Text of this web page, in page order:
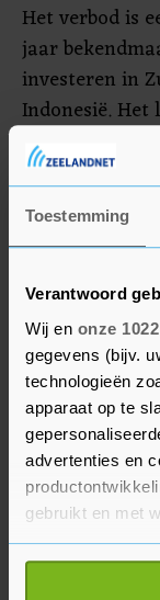
Toestemming
Verantwoord
Wij en onze
gegevens (bijv.
technologieën
apparaat op te
advertenties en
gebruikt en met
Als u het
Het verbod is
jaar
investeren in
Indonesië.
die regio. Het
niet op een
persbureau